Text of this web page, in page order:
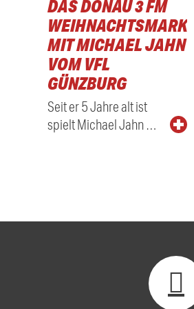
DAS DONAU 3 FM
MIT MICHAEL JAHN
VOM VFL
GÜNZBURG
Seit er 5 Jahre alt ist
spielt Michael Jahn …